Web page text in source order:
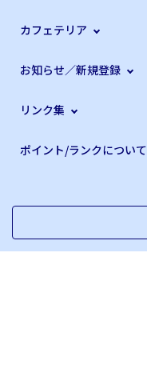
カフェテリア
お知らせ／新規登録
リンク集
ポイント/ランクについて